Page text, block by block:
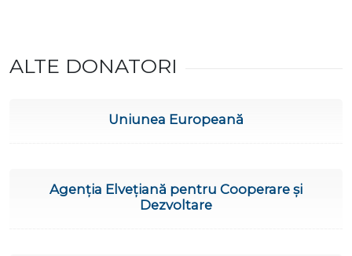
ALTE DONATORI
Uniunea Europeană
Agenția Elvețiană pentru Cooperare și
Dezvoltare